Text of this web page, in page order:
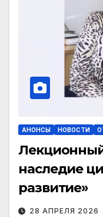
АНОНСЫ НОВОСТИ
наследие
развитие»
28 АПРЕЛЯ 2026